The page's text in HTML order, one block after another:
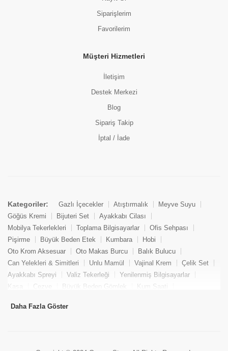
Siparişlerim
Favorilerim
Müşteri Hizmetleri
İletişim
Destek Merkezi
Blog
Sipariş Takip
İptal / İade
Kategoriler: Gazlı İçecekler Atıştırmalık
Meyve Suyu
Göğüs Kremi
Bijuteri Set
Ayakkabı Cilası
Mobilya Tekerlekleri
Toplama Bilgisayarlar
Ofis Sehpası
Pişirme
Büyük Beden Etek Kumbara
Hobi
Oto Krom Aksesuar
Oto Makas Burcu
Balık Bulucu
Can Yelekleri & Simitleri
Unlu Mamül Vajinal Krem
Çelik Set
Ayakkabı Spreyi
Valiz Tekerleği
Yenilenmiş Bilgisayarlar
Kasa
Cezve Büyük Beden Gömlek
Kum Saati
Tekne Bağlama & Demirleme
Daha Fazla Göster